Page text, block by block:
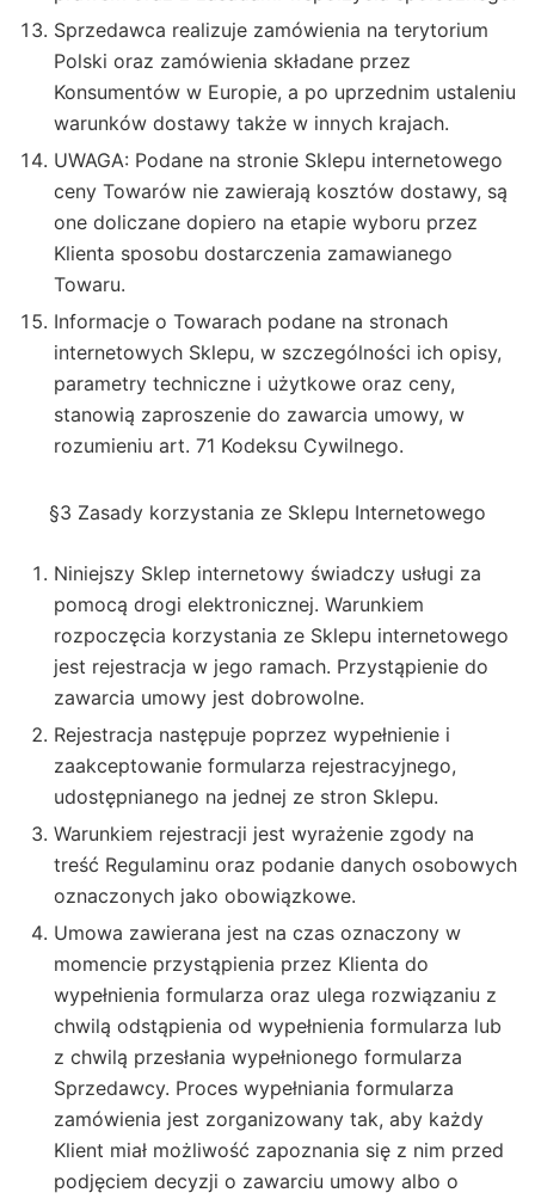
Sprzedawca realizuje zamówienia na terytorium
Polski oraz zamówienia składane przez
Konsumentów w Europie, a po uprzednim ustaleniu
warunków dostawy także w innych krajach.
UWAGA: Podane na stronie Sklepu internetowego
ceny Towarów nie zawierają kosztów dostawy, są
one doliczane dopiero na etapie wyboru przez
Klienta sposobu dostarczenia zamawianego
Towaru.
Informacje o Towarach podane na stronach
internetowych Sklepu, w szczególności ich opisy,
parametry techniczne i użytkowe oraz ceny,
stanowią zaproszenie do zawarcia umowy, w
rozumieniu art. 71 Kodeksu Cywilnego.
§3 Zasady korzystania ze Sklepu Internetowego
Niniejszy Sklep internetowy świadczy usługi za
pomocą drogi elektronicznej. Warunkiem
rozpoczęcia korzystania ze Sklepu internetowego
jest rejestracja w jego ramach. Przystąpienie do
zawarcia umowy jest dobrowolne.
Rejestracja następuje poprzez wypełnienie i
zaakceptowanie formularza rejestracyjnego,
udostępnianego na jednej ze stron Sklepu.
Warunkiem rejestracji jest wyrażenie zgody na
treść Regulaminu oraz podanie danych osobowych
oznaczonych jako obowiązkowe.
Umowa zawierana jest na czas oznaczony w
momencie przystąpienia przez Klienta do
wypełnienia formularza oraz ulega rozwiązaniu z
chwilą odstąpienia od wypełnienia formularza lub
z chwilą przesłania wypełnionego formularza
Sprzedawcy. Proces wypełniania formularza
zamówienia jest zorganizowany tak, aby każdy
Klient miał możliwość zapoznania się z nim przed
podjęciem decyzji o zawarciu umowy albo o